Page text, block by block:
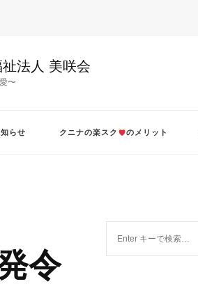
法人 美咲会
〜
らせ クニナの楽スク のメリット
令